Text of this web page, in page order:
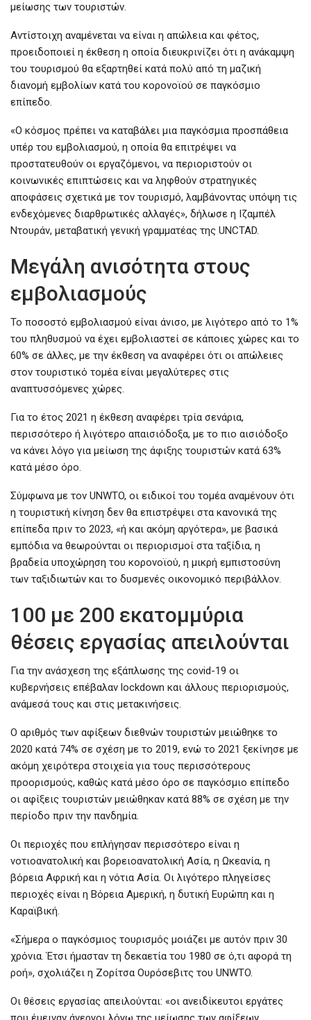
μείωσης των τουριστών.
Αντίστοιχη αναμένεται να είναι η απώλεια και φέτος,
προειδοποιεί η έκθεση η οποία διευκρινίζει ότι η ανάκαμψη
του τουρισμού θα εξαρτηθεί κατά πολύ από τη μαζική
διανομή εμβολίων κατά του κορονοϊού σε παγκόσμιο
επίπεδο.
«Ο κόσμος πρέπει να καταβάλει μια παγκόσμια προσπάθεια
υπέρ του εμβολιασμού, η οποία θα επιτρέψει να
προστατευθούν οι εργαζόμενοι, να περιοριστούν οι
κοινωνικές επιπτώσεις και να ληφθούν στρατηγικές
αποφάσεις σχετικά με τον τουρισμό, λαμβάνοντας υπόψη τις
ενδεχόμενες διαρθρωτικές αλλαγές», δήλωσε η Ιζαμπέλ
Ντουράν, μεταβατική γενική γραμματέας της UNCTAD.
Μεγάλη ανισότητα στους
εμβολιασμούς
Το ποσοστό εμβολιασμού είναι άνισο, με λιγότερο από το 1%
του πληθυσμού να έχει εμβολιαστεί σε κάποιες χώρες και το
60% σε άλλες, με την έκθεση να αναφέρει ότι οι απώλειες
στον τουριστικό τομέα είναι μεγαλύτερες στις
αναπτυσσόμενες χώρες.
Για το έτος 2021 η έκθεση αναφέρει τρία σενάρια,
περισσότερο ή λιγότερο απαισιόδοξα, με το πιο αισιόδοξο
να κάνει λόγο για μείωση της άφιξης τουριστών κατά 63%
κατά μέσο όρο.
Σύμφωνα με τον UNWTO, οι ειδικοί του τομέα αναμένουν ότι
η τουριστική κίνηση δεν θα επιστρέψει στα κανονικά της
επίπεδα πριν το 2023, «ή και ακόμη αργότερα», με βασικά
εμπόδια να θεωρούνται οι περιορισμοί στα ταξίδια, η
βραδεία υποχώρηση του κορονοϊού, η μικρή εμπιστοσύνη
των ταξιδιωτών και το δυσμενές οικονομικό περιβάλλον.
100 με 200 εκατομμύρια
θέσεις εργασίας απειλούνται
Για την ανάσχεση της εξάπλωσης της covid-19 οι
κυβερνήσεις επέβαλαν lockdown και άλλους περιορισμούς,
ανάμεσά τους και στις μετακινήσεις.
Ο αριθμός των αφίξεων διεθνών τουριστών μειώθηκε το
2020 κατά 74% σε σχέση με το 2019, ενώ το 2021 ξεκίνησε με
ακόμη χειρότερα στοιχεία για τους περισσότερους
προορισμούς, καθώς κατά μέσο όρο σε παγκόσμιο επίπεδο
οι αφίξεις τουριστών μειώθηκαν κατά 88% σε σχέση με την
περίοδο πριν την πανδημία.
Οι περιοχές που επλήγησαν περισσότερο είναι η
νοτιοανατολική και βορειοανατολική Ασία, η Ωκεανία, η
βόρεια Αφρική και η νότια Ασία. Οι λιγότερο πληγείσες
περιοχές είναι η Βόρεια Αμερική, η δυτική Ευρώπη και η
Καραϊβική.
«Σήμερα ο παγκόσμιος τουρισμός μοιάζει με αυτόν πριν 30
χρόνια. Έτσι ήμασταν τη δεκαετία του 1980 σε ό,τι αφορά τη
ροή», σχολιάζει η Ζορίτσα Ουρόσεβιτς του UNWTO.
Οι θέσεις εργασίας απειλούνται: «οι ανειδίκευτοι εργάτες